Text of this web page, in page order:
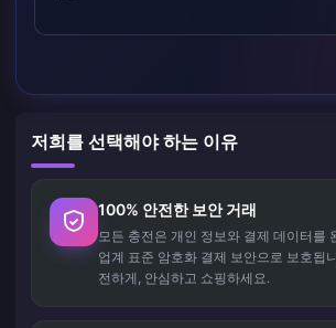
저희를 선택해야 하는 이유
100% 안전한 보안 거래
모든 충전은 개인 정보와 결제 데이터를
업계 표준 암호화 결제 보안으로 보호됩
전하게, 안심하고 쇼핑하세요.